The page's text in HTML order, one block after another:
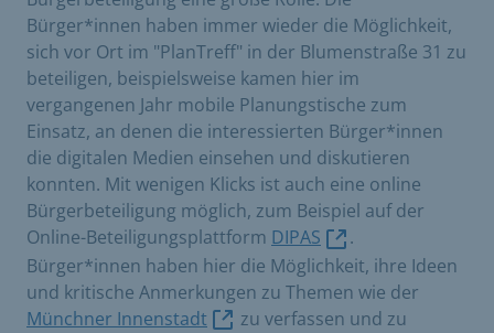
Bürger*innen haben immer wieder die Möglichkeit,
sich vor Ort im "PlanTreff" in der Blumenstraße 31 zu
beteiligen, beispielsweise kamen hier im
vergangenen Jahr mobile Planungstische zum
Einsatz, an denen die interessierten Bürger*innen
die digitalen Medien einsehen und diskutieren
konnten. Mit wenigen Klicks ist auch eine online
Bürgerbeteiligung möglich, zum Beispiel auf der
Online-Beteiligungsplattform DIPAS
.
Bürger*innen haben hier die Möglichkeit, ihre Ideen
und kritische Anmerkungen zu Themen wie der
Münchner Innenstadt
zu verfassen und zu